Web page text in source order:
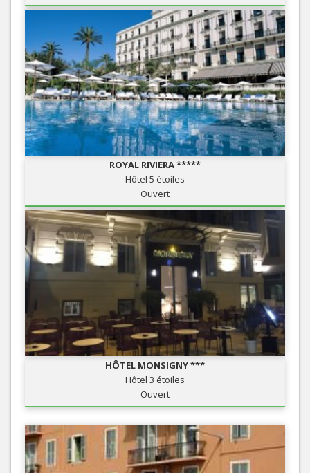
ROYAL RIVIERA *****
Hôtel 5 étoiles
Ouvert
HÔTEL MONSIGNY ***
Hôtel 3 étoiles
Ouvert